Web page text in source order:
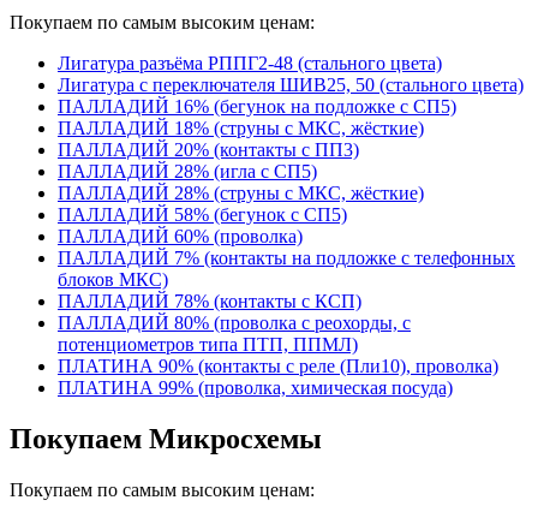
Покупаем по самым высоким ценам:
Лигатура разъёма РППГ2-48 (стального цвета)
Лигатура с переключателя ШИВ25, 50 (стального цвета)
ПАЛЛАДИЙ 16% (бегунок на подложке с СП5)
ПАЛЛАДИЙ 18% (струны с МКС, жёсткие)
ПАЛЛАДИЙ 20% (контакты с ПП3)
ПАЛЛАДИЙ 28% (игла с СП5)
ПАЛЛАДИЙ 28% (струны с МКС, жёсткие)
ПАЛЛАДИЙ 58% (бегунок с СП5)
ПАЛЛАДИЙ 60% (проволка)
ПАЛЛАДИЙ 7% (контакты на подложке с телефонных
блоков МКС)
ПАЛЛАДИЙ 78% (контакты с КСП)
ПАЛЛАДИЙ 80% (проволка с реохорды, с
потенциометров типа ПТП, ППМЛ)
ПЛАТИНА 90% (контакты с реле (Пли10), проволка)
ПЛАТИНА 99% (проволка, химическая посуда)
Покупаем Микросхемы
Покупаем по самым высоким ценам: